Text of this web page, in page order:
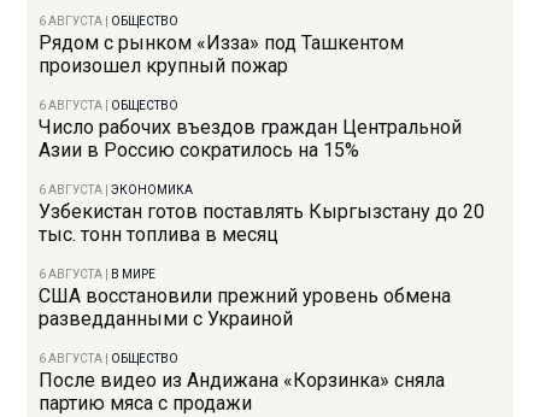
6 АВГУСТА ОБЩЕСТВО
Рядом с рынком «Изза» под Ташкентом
произошел крупный пожар
6 АВГУСТА ОБЩЕСТВО
Число рабочих въездов граждан Центральной
Азии в Россию сократилось на 15%
6 АВГУСТА |ЭКОНОМИКА
Узбекистан готов поставлять Кыргызстану до 20
тыс. тонн топлива в месяц
6 АВГУСТА В МИРЕ
США восстановили прежний уровень обмена
разведданными с Украиной
6 АВГУСТА ОБЩЕСТВО
После видео из Андижана «Корзинка» сняла
партию мяса с продажи